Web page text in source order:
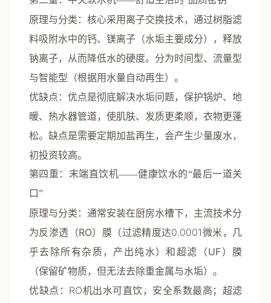
原理与分类 ：核心采用离子交换技术，通过树脂滤
料吸附水中的钙、镁离子（水垢主要成分），释放
钠离子，从而降低水的硬度。分为时间型、 流量型
与智能型 （根据用水量自动再生）。
优缺点 ：优点是彻底解决水垢问题，保护锅炉、地
暖、热水器管道，使肌肤、发质更柔顺，衣物更蓬
松。缺点是需要定期加盐再生，会产生少量废水，
初投资较高。
第四重：末端直饮机——健康饮水的“最后一道关
口”
原理与分类 ：通常安装在厨房水槽下，主流技术分
为反渗透（RO）膜 （过滤精度达0.0001微米，几
乎去除所有杂质，产出纯水）和超滤（UF）膜
（保留矿物质，但无法去除重金属与水垢）。
优缺点 ：RO机出水可直饮，安全系数最高；超滤